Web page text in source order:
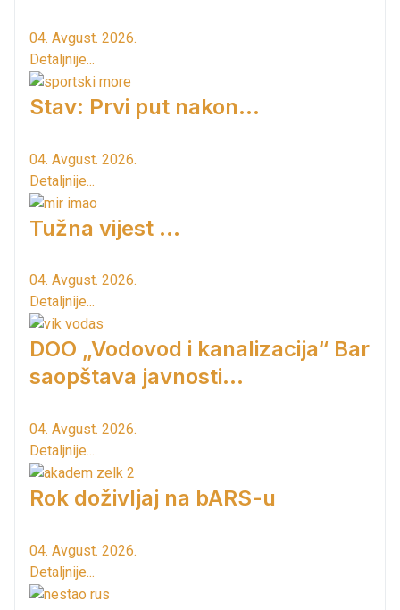
04. Avgust. 2026.
Detaljnije...
Stav: Prvi put nakon…
04. Avgust. 2026.
Detaljnije...
Tužna vijest ...
04. Avgust. 2026.
Detaljnije...
DOO „Vodovod i kanalizacija“ Bar
saopštava javnosti...
04. Avgust. 2026.
Detaljnije...
Rok doživljaj na bARS-u
04. Avgust. 2026.
Detaljnije...